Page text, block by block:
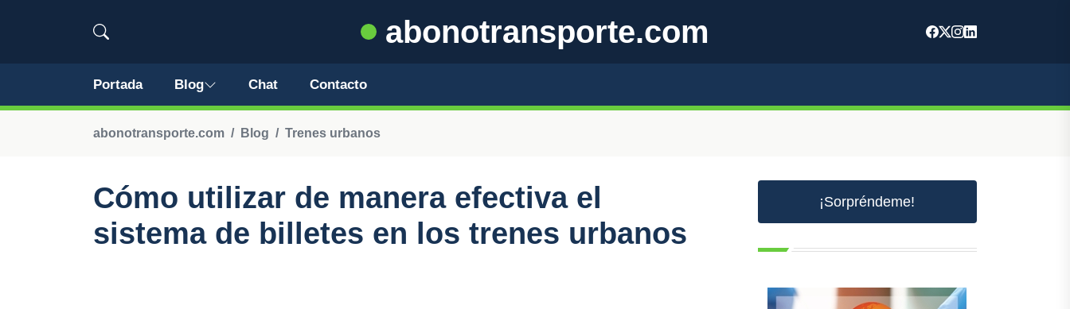
abonotransporte.com
Portada Blog Chat Contacto
abonotransporte.com Blog Trenes urbanos
Cómo utilizar de manera efectiva el
sistema de billetes en los trenes urbanos
¡Sorpréndeme!